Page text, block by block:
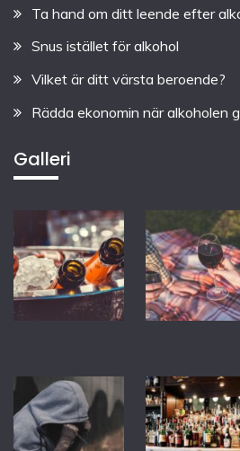
Ta hand om ditt leende efter
Snus istället för alkohol
Vilket är ditt värsta beroende?
Rädda ekonomin när alkoholen
Galleri